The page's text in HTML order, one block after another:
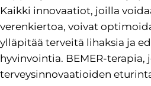
Kaikki innovaatiot, joilla
verenkiertoa, voivat
ylläpitää terveitä lihaksia ja
hyvinvointia. BEMER-terapia,
terveysinnovaatioiden